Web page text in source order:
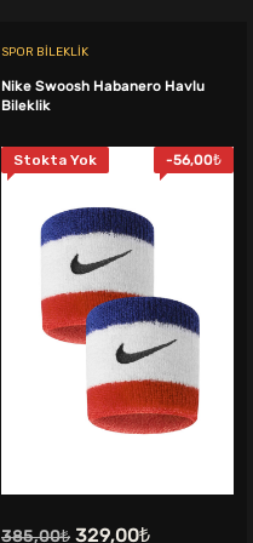
SPOR BILEKLIK
Nike Swoosh Habanero Havlu
Bileklik
Stokta Yok -56,00₺
385,00₺ Orijinal
329,00₺Şu